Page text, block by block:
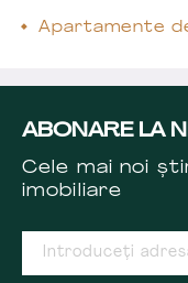
Apartamente
ABONARE LA
Cele mai noi
imobiliare